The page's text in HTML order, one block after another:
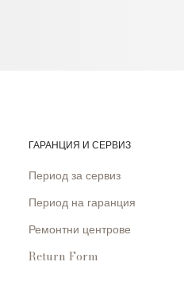
ГАРАНЦИЯ И СЕРВИЗ
Период за сервиз
Период на гаранция
Ремонтни центрове
Return Form